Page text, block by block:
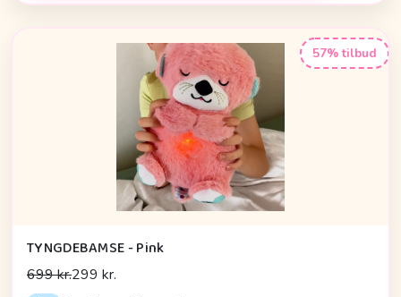
57% tilbud
TYNGDEBAMSE - Pink
699 kr.299 kr.